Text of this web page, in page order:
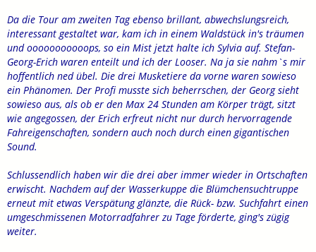
Da die Tour am zweiten Tag ebenso brillant, abwechslungsreich,
interessant gestaltet war, kam ich in einem Waldstück in's träumen
und ooooooooooops, so ein Mist jetzt halte ich Sylvia auf. Stefan-
Georg-Erich waren enteilt und ich der Looser. Na ja sie nahm`s mir
hoffentlich ned übel. Die drei Musketiere da vorne waren sowieso
ein Phänomen. Der Profi musste sich beherrschen, der Georg sieht
sowieso aus, als ob er den Max 24 Stunden am Körper trägt, sitzt
wie angegossen, der Erich erfreut nicht nur durch hervorragende
Fahreigenschaften, sondern auch noch durch einen gigantischen
Sound.
Schlussendlich haben wir die drei aber immer wieder in Ortschaften
erwischt. Nachdem auf der Wasserkuppe die Blümchensuchtruppe
erneut mit etwas Verspätung glänzte, die Rück- bzw. Suchfahrt einen
umgeschmissenen Motorradfahrer zu Tage förderte, ging's zügig
weiter.